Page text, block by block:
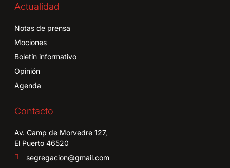
Actualidad
Notas de prensa
Mociones
Boletín informativo
Opinión
Agenda
Contacto
Av. Camp de Morvedre 127,
El Puerto 46520
segregacion@gmail.com